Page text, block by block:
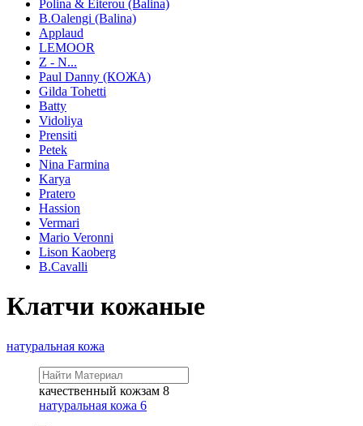
Polina & Eiterou (Balina)
B.Oalengi (Balina)
Applaud
LEMOOR
Z - N...
Paul Danny (КОЖА)
Gilda Tohetti
Batty
Vidoliya
Prensiti
Petek
Nina Farmina
Karya
Pratero
Hassion
Vermari
Mario Veronni
Lison Kaoberg
B.Cavalli
Клатчи кожаные
натуральная кожа
качественный кожзам 8
натуральная кожа 6